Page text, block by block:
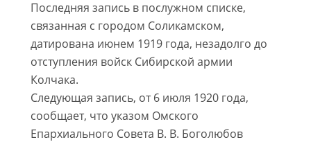
Последняя запись в послужном списке,
связанная с городом Соликамском,
датирована июнем 1919 года, незадолго до
отступления войск Сибирской армии
Колчака.
Следующая запись, от 6 июля 1920 года,
сообщает, что указом Омского
Епархиального Совета В. В. Боголюбов